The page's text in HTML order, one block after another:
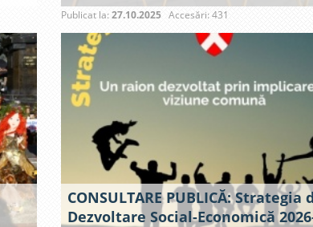
Publicat la:27.10.2025 Accesări: 431
CONSULTARE PUBLICĂ: Strategia
Dezvoltare Social-Economică